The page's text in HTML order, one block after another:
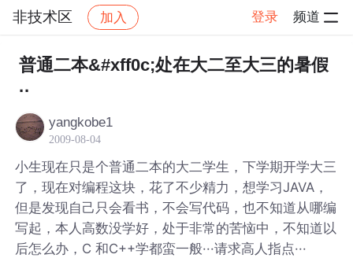
非技术区 加入 登录 频道
社区 非技术区 帖子详情
普通二本&#xff0c;处在大二至大三的暑假
··
yangkobe1
2009-08-04
小生现在只是个普通二本的大二学生，下学期开学大三
了，现在对编程这块，花了不少精力，想学习JAVA，
但是发现自己只会看书，不会写代码，也不知道从哪编
写起，本人高数没学好，处于非常的苦恼中，不知道以
后怎么办，C 和C++学都蛮一般···请求高人指点···